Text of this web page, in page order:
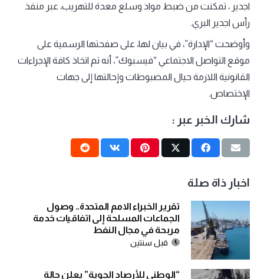
اجدير ، تمكنت من ضبط مواد وسلع معدة للتهريب، عبر منفذ
رأس اجدير البري.
وأوضحت “الإدارة”، في بيان لها، على صفحتها الرسمية على
موقع التواصل الاجتماعي “فيسبوك”، أنه تم اتخاذ كافة الإجراءات
القانونية اللازمة حيال المضبوطات وإحالتها إلى جهات
الإختصاص.
شارك الخبر عبر :
اخبار ذاة صلة
تقرير الخبراء الامم المتحدة.. وصول
الجماعات المسلحة إلى اتفاقيات خدمة
مربحة في مجال النفط
قبل سنتين
“الوطني للأرصاد الجوية” يعلن حالة